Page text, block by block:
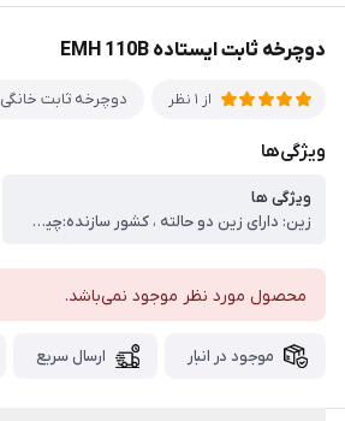
دوچرخه ثابت ایستاده EMH 110B
از 1 نظر دوچرخه ثابت خانگی
ویژگی‌ها
ویژگی ها
زین: دارای زین دو حالته ، کشور سازنده:چین, تحت لیسانس تایوان ، قابلیت استفاده خانگی و باشگاهی ، بسیار با کیفیت و طراحی زیبا ، دارای پدال های با کیفیت و با نگهدارنده پا ، دارای گواهینامه استاندارد CE ، دارای 8 سطح مقاومت ، کمک به تقویت بیشتر عضلات ساق و کف پا ، دارای چرخ جهت جابجایی آسان مجهز به دیسک مگنتی ۸ کیلوگرم
محصول مورد نظر موجود نمی‌باشد.
موجود در انبار ارسال سریع